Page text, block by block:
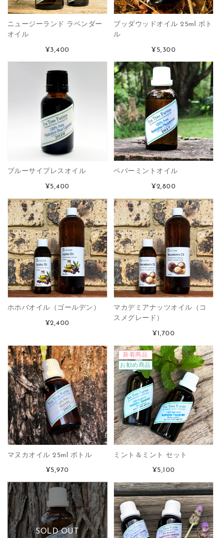
ニュージーランド ラベンダー
オイル
¥3,400
ブッダウッドオイル 25ml ボト
ル
¥5,300
ブルーサイプレスオイル
¥5,400
ペパーミントオイル
¥2,800
ホホバオイル（ゴールデン）
¥2,400
マカデミアナッツオイル（コ
スメグレード）
¥1,700
マヌカオイル 25ml ボトル
¥5,970
新着商品
お勧め商品
ミント＆ミント セット
¥5,100
SOLD OUT